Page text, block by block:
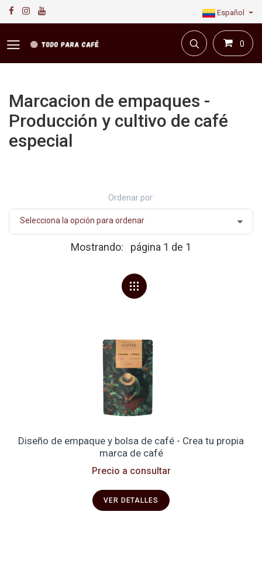
Español
0
Marcacion de empaques -
Producción y cultivo de café
especial
Ordenar por:
Mostrando: página 1 de 1
Diseño de empaque y bolsa de café - Crea tu propia
marca de café
Precio a consultar
VER DETALLES